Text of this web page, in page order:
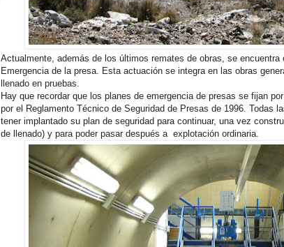
Actualmente, además de los últimos remates de obras, se
Emergencia de la presa. Esta actuación se integra en las obras
llenado en pruebas.
Hay que recordar que los planes de emergencia de presas se fijan
por el Reglamento Técnico de Seguridad de Presas de 1996. Todas
tener implantado su plan de seguridad para continuar, una vez
de llenado) y para poder pasar después a explotación ordinaria.